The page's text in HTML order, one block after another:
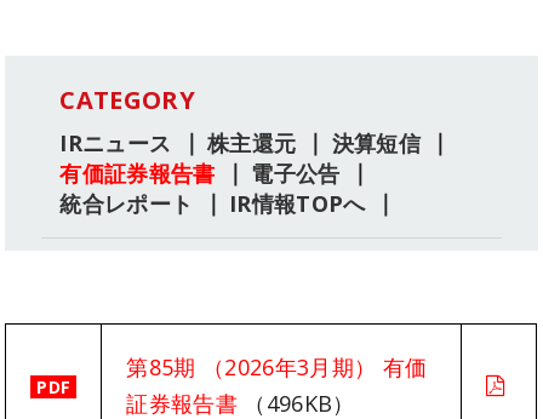
CATEGORY
IRニュース 株主還元
決算短信
有価証券報告書
電子公告
統合レポート
IR情報TOPへ
PDF
第85期 （2026年3月期） 有価
証券報告書 （496KB）